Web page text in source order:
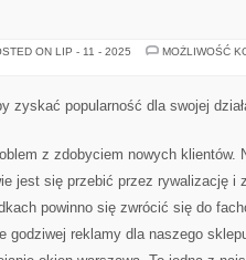
ON LIP - 11 - 2025
MOŻLIWOŚĆ
zyskać popularność dla swojej
z zdobyciem nowych klientów.
jest się przebić przez rywalizację i
powinno się zwrócić się do
godziwej reklamy dla naszego